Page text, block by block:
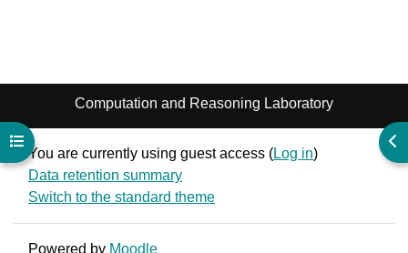
Open course index
Computation and Reasoning Laboratory
You are currently using guest access (Log in)
Data retention summary
Switch to the standard theme
Powered by Moodle